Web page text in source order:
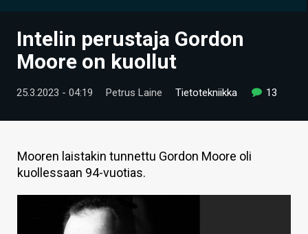
UUTISET
TIETOA
HINTA.FI
Intelin perustaja Gordon
Moore on kuollut
25.3.2023 - 04:19 Petrus Laine Tietotekniikka 13
Mooren laistakin tunnettu Gordon Moore oli
kuollessaan 94-vuotias.